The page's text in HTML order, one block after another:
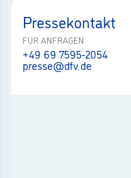
Pressekontakt
FÜR ANFRAGEN
+49 69 7595-2054
presse@dfv.de